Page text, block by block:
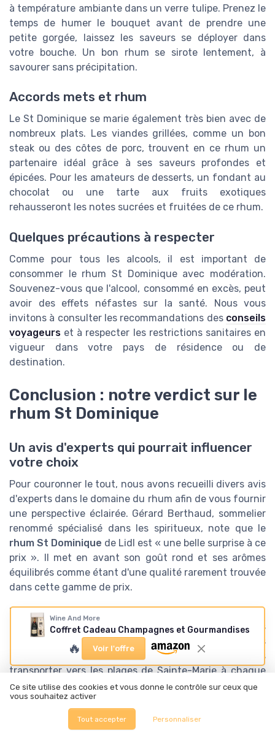
à température ambiante dans un verre tulipe. Prenez le
temps de humer le bouquet avant de prendre une
petite gorgée, laissez les saveurs se déployer dans
votre bouche. Un bon rhum se sirote lentement, à
savourer sans précipitation.
Accords mets et rhum
Le St Dominique se marie également très bien avec de
nombreux plats. Les viandes grillées, comme un bon
steak ou des côtes de porc, trouvent en ce rhum un
partenaire idéal grâce à ses saveurs profondes et
épicées. Pour les amateurs de desserts, un fondant au
chocolat ou une tarte aux fruits exotiques
rehausseront les notes sucrées et fruitées de ce rhum.
Quelques précautions à respecter
Comme pour tous les alcools, il est important de
consommer le rhum St Dominique avec modération.
Souvenez-vous que l'alcool, consommé en excès, peut
avoir des effets néfastes sur la santé. Nous vous
invitons à consulter les recommandations des conseils
voyageurs et à respecter les restrictions sanitaires en
vigueur dans votre pays de résidence ou de
destination.
Conclusion : notre verdict sur le
rhum St Dominique
Un avis d'experts qui pourrait influencer
votre choix
Pour couronner le tout, nous avons recueilli divers avis
d'experts dans le domaine du rhum afin de vous fournir
une perspective éclairée. Gérard Berthaud, sommelier
renommé spécialisé dans les spiritueux, note que le
rhum St Dominique de Lidl est « une belle surprise à ce
prix ». Il met en avant son goût rond et ses arômes
équilibrés comme étant d'une qualité rarement trouvée
dans cette gamme de prix.
Nathalie Dupont, fondatrice du blog 'Rhum et Voyages',
partage également un avis positif : « Ce rhum, avec ses
notes d'épices et son léger goût boisé, rappelle certains
rhums de Martinique de bon aloi. De quoi vous
transporter vers les plages de Sainte-Marie à chaque
gorgée ». Ces avis sont corroborés par des
consommateurs réguliers qui expriment souvent leur
satisfaction concernant une
boisson surprenante
pour son rapport qualité/prix
Wine And More
Coffret Cadeau Champagnes et Gourmandises
🔥 Voir l'offre
Ce site utilise des cookies et vous donne le contrôle sur ceux que
vous souhaitez activer
Tout accepter Personnaliser